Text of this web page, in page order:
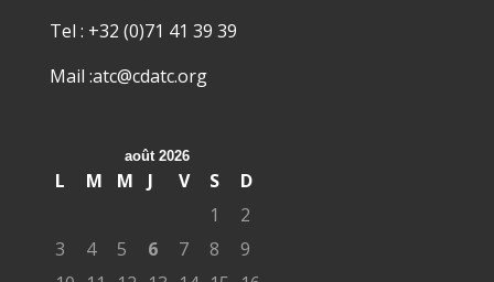
Tel : +32 (0)71 41 39 39
Mail :atc@cdatc.org
août 2026
L M M J V S
D
1
2
3
4 5 6 7 8
9